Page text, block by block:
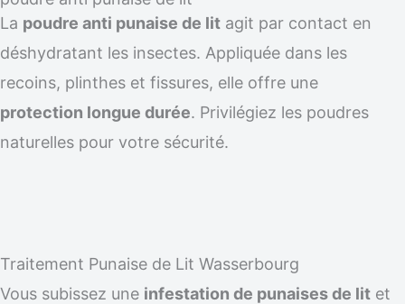
La poudre anti punaise de lit agit par contact en
déshydratant les insectes. Appliquée dans les
recoins, plinthes et fissures, elle offre une
protection longue durée. Privilégiez les poudres
naturelles pour votre sécurité.
Traitement Punaise de Lit Wasserbourg
Vous subissez une infestation de punaises de lit et